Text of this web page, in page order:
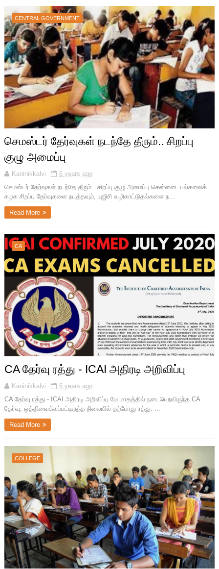
CENTRAL GOVERNMENT
செமஸ்டர் தேர்வுகள் நடந்தே தீரும்.. சிறப்பு
குழு அமைப்பு
Kaninikkalvi
6 years ago
செமஸ்டர் தேர்வுகள் நடந்தே தீரும்.. சிறப்பு குழு அமைப்பு சென்னை: பல்கலைக்
கழக சிறப்பு தேர்வுகளை நடத்தவும், யுஜிசி வழிகாட்டுதல்களை ந...
Read More
CA
CA தேர்வு ரத்து - ICAI அதிரடி அறிவிப்பு
Kaninikkalvi
6 years ago
CA தேர்வு ரத்து - ICAI அதிரடி அறிவிப்பு மே மாதத்தில் நடைபெறவிருந்த CA
தேர்வு, ஒத்திவைக்கப்பட்டிருந்த நிலையில் தற்போது ரத்து. ...
Read More
COLLEGE